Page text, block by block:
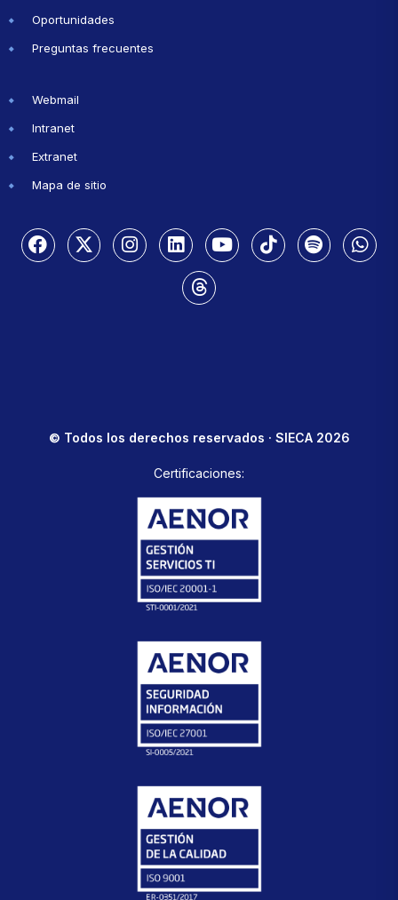
Oportunidades
Preguntas frecuentes
Webmail
Intranet
Extranet
Mapa de sitio
© Todos los derechos reservados · SIECA 2026
Certificaciones: